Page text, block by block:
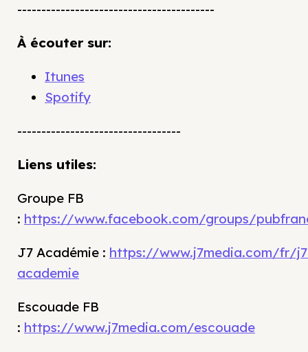
-----------------------------------------
À écouter sur:
Itunes
Spotify
----------------------------------
Liens utiles:
Groupe FB
: https://www.facebook.com/groups/
J7 Académie : https://www.j7media.com/fr/
academie
Escouade FB
: https://www.j7media.com/escouade